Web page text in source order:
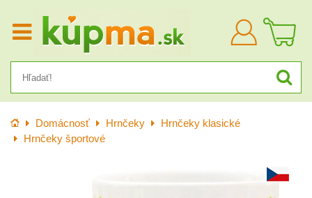
Prihlásiť
sa
Úvod Domácnosť Hrnčeky
Hrnčeky klasické
Hrnčeky športové